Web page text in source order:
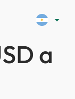
arrow_drop_down
a